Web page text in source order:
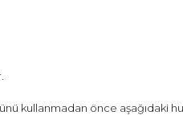
kullanmadan önce aşağıdaki